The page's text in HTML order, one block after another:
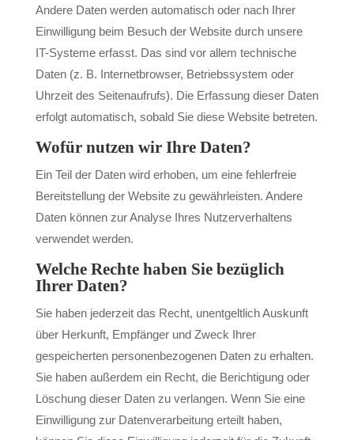
Andere Daten werden automatisch oder nach Ihrer
Einwilligung beim Besuch der Website durch unsere
IT-Systeme erfasst. Das sind vor allem technische
Daten (z. B. Internetbrowser, Betriebssystem oder
Uhrzeit des Seitenaufrufs). Die Erfassung dieser Daten
erfolgt automatisch, sobald Sie diese Website betreten.
Wofür nutzen wir Ihre Daten?
Ein Teil der Daten wird erhoben, um eine fehlerfreie
Bereitstellung der Website zu gewährleisten. Andere
Daten können zur Analyse Ihres Nutzerverhaltens
verwendet werden.
Welche Rechte haben Sie bezüglich
Ihrer Daten?
Sie haben jederzeit das Recht, unentgeltlich Auskunft
über Herkunft, Empfänger und Zweck Ihrer
gespeicherten personenbezogenen Daten zu erhalten.
Sie haben außerdem ein Recht, die Berichtigung oder
Löschung dieser Daten zu verlangen. Wenn Sie eine
Einwilligung zur Datenverarbeitung erteilt haben,